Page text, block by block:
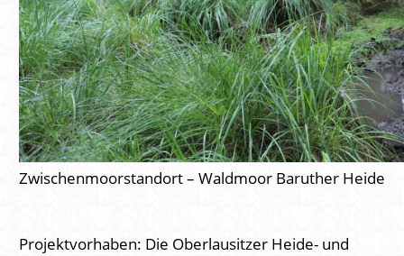
Zwischenmoorstandort – Waldmoor Baruther Heide
Projektvorhaben: Die Oberlausitzer Heide- und